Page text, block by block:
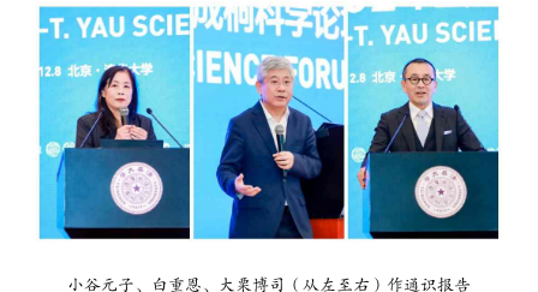
小谷元子、白重恩、大栗博司（从左至右）作通识报告